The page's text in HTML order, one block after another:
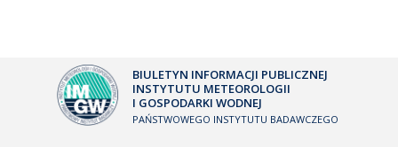
BIULETYN INFORMACJI PUBLICZNEJ
INSTYTUTU METEOROLOGII
I GOSPODARKI WODNEJ
PAŃSTWOWEGO INSTYTUTU BADAWCZEGO